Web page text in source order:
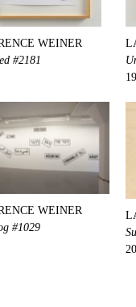
WEINER
#2181
WEINER
#1029